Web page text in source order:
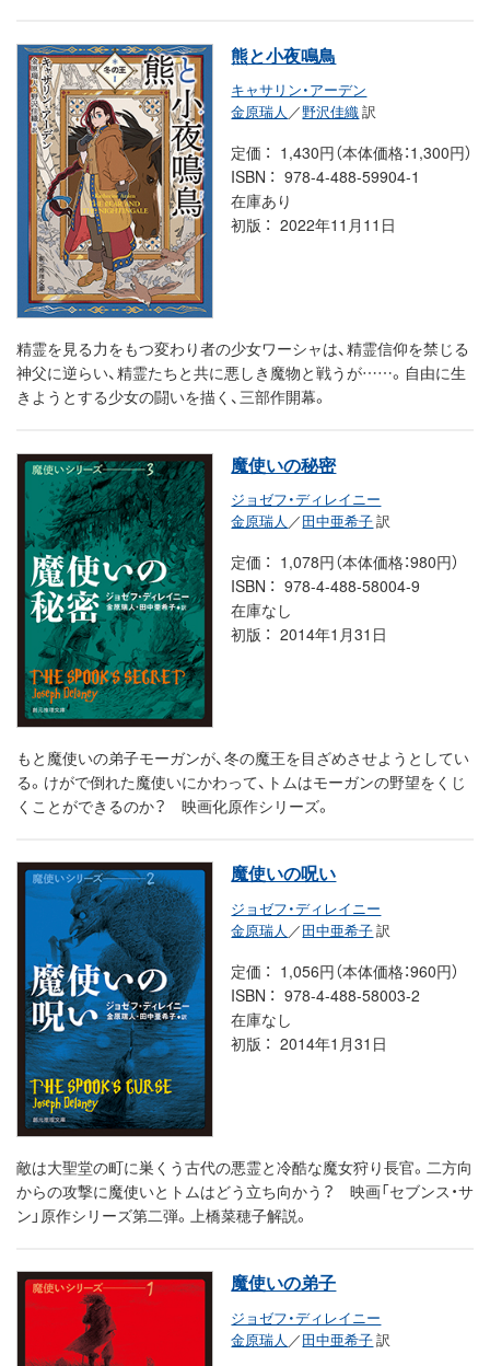
熊と小夜鳴鳥
キャサリン・アーデン
金原瑞人 ／野沢佳織訳
定価
1,430円（本体価格：1,300円）
ISBN
978-4-488-59904-1
在庫あり
初版
2022年11月11日
精霊を見る力をもつ変わり者の少女ワーシャは、精霊信仰を禁じる
神父に逆らい、精霊たちと共に悪しき魔物と戦うが……。自由に生
きようとする少女の闘いを描く、三部作開幕。
魔使いの秘密
ジョゼフ・ディレイニー
金原瑞人 ／田中亜希子訳
定価
1,078円（本体価格：980円）
ISBN
978-4-488-58004-9
在庫なし
初版
2014年1月31日
もと魔使いの弟子モーガンが、冬の魔王を目ざめさせようとしてい
る。けがで倒れた魔使いにかわって、トムはモーガンの野望をくじ
くことができるのか？ 映画化原作シリーズ。
魔使いの呪い
ジョゼフ・ディレイニー
金原瑞人 ／田中亜希子訳
定価
1,056円（本体価格：960円）
ISBN
978-4-488-58003-2
在庫なし
初版
2014年1月31日
敵は大聖堂の町に巣くう古代の悪霊と冷酷な魔女狩り長官。二方向
からの攻撃に魔使いとトムはどう立ち向かう？ 映画「セブンス・サ
ン」原作シリーズ第二弾。上橋菜穂子解説。
魔使いの弟子
ジョゼフ・ディレイニー
金原瑞人 ／田中亜希子訳